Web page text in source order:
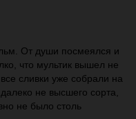
От души посмеялся и
что мультик вышел не
сливки уже собрали на
не высшего сорта,
не было столь